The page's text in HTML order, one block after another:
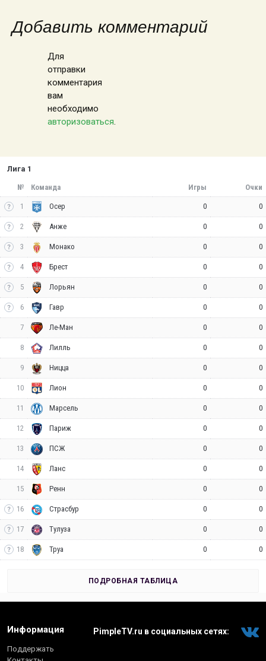
Добавить комментарий
Для
отправки
комментария
вам
необходимо
авторизоваться.
Лига 1
№ Команда Игры Очки
1 Осер 0 0
2 Анже 0 0
3 Монако 0 0
4 Брест 0 0
5 Лорьян 0 0
6 Гавр 0 0
7 Ле-Ман 0 0
8 Лилль 0 0
9 Ницца 0 0
10 Лион 0 0
11 Марсель 0 0
12 Париж 0 0
13 ПСЖ 0 0
14 Ланс 0 0
15 Ренн 0 0
16 Страсбур 0 0
17 Тулуза 0 0
18 Труа 0 0
ПОДРОБНАЯ ТАБЛИЦА
Информация
Поддержать
PimpleTV.ru в социальных сетях: